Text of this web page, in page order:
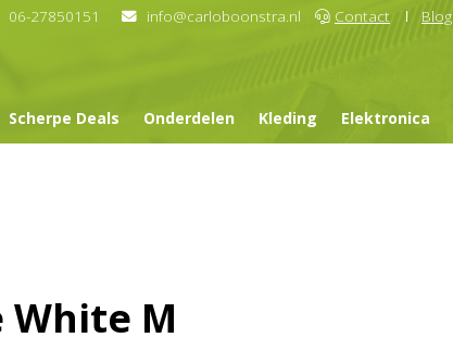
06-27850151 info@carloboonstra.nl Contact Blog
Scherpe Deals Onderdelen Kleding Elektronica
White M